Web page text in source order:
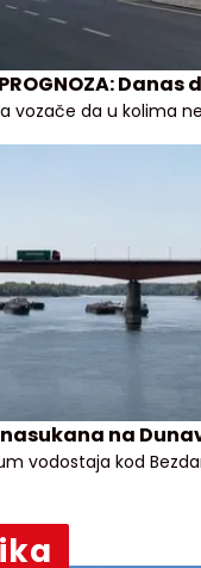
PROGNOZA:
vozače da u kolima
parkiraju na lako
na
vodostaja kod